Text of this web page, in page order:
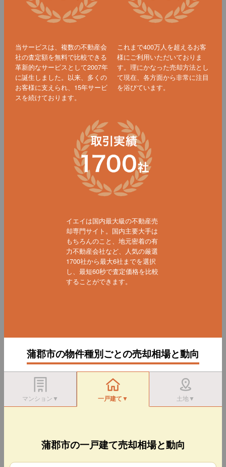
当サービスは、複数の不動産会
社の査定額を無料で比較できる
革新的なサービスとして2007年
に誕生しました。以来、多くの
お客様に支えられ、15年サービ
スを続けております。
これまで400万人を超えるお客
様にご利用いただいておりま
す。理にかなった売却方法とし
て現在、各方面から非常に注目
を浴びています。
イエイは国内最大級の不動産売
却専門サイト。国内主要大手は
もちろんのこと、地元密着の有
力不動産会社など、人気の厳選
1700社から最大6社までを選択
し、最短60秒で査定価格を比較
することができます。
蒲郡市の物件種別ごとの売却相場と動向
マンション▼ 一戸建て▼ 土地▼
蒲郡市の一戸建て売却相場と動向